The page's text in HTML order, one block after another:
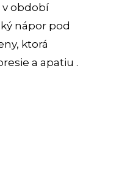
v období
nápor pod
ktorá
a apatiu .